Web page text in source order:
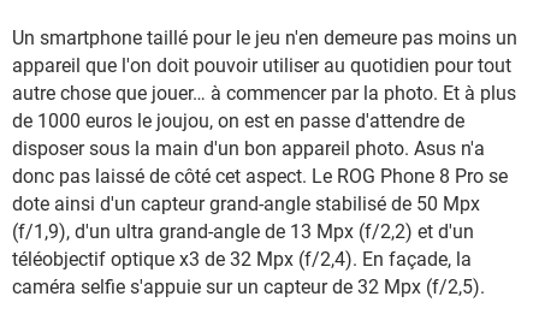
Un smartphone taillé pour le jeu n'en demeure pas moins un
appareil que l'on doit pouvoir utiliser au quotidien pour tout
autre chose que jouer… à commencer par la photo. Et à plus
de 1000 euros le joujou, on est en passe d'attendre de
disposer sous la main d'un bon appareil photo. Asus n'a
donc pas laissé de côté cet aspect. Le ROG Phone 8 Pro se
dote ainsi d'un capteur grand-angle stabilisé de 50 Mpx
(f/1,9), d'un ultra grand-angle de 13 Mpx (f/2,2) et d'un
téléobjectif optique x3 de 32 Mpx (f/2,4). En façade, la
caméra selfie s'appuie sur un capteur de 32 Mpx (f/2,5).